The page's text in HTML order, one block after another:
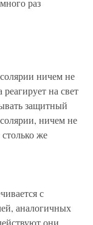
раз
ничем не
на свет
защитный
ничем не
же
с
аналогичных
они